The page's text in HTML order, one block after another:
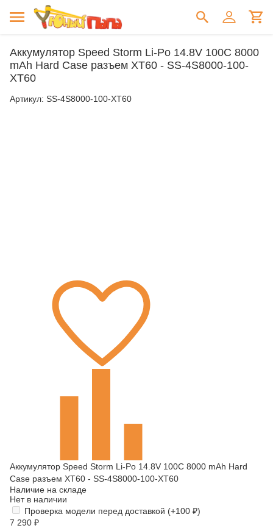
Аккумулятор Speed Storm Li-Po 14.8V 100C 8000
mAh Hard Case разъем XT60 - SS-4S8000-100-
XT60
Артикул: SS-4S8000-100-XT60
Аккумулятор Speed Storm Li-Po 14.8V 100C 8000 mAh Hard
Case разъем XT60 - SS-4S8000-100-XT60
Наличие на складе
Нет в наличии
Проверка модели перед доставкой (+100 ₽)
7 290 ₽